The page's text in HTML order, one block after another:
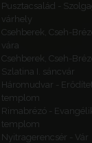
Pusztacsalád -
várhely
Csehberek, Cseh-
vára
Csehberek, Cseh-
Szlatina I. sáncvár
Háromudvar -
templom
Rimabrézó -
templom
Nyitragerencsér - Vár